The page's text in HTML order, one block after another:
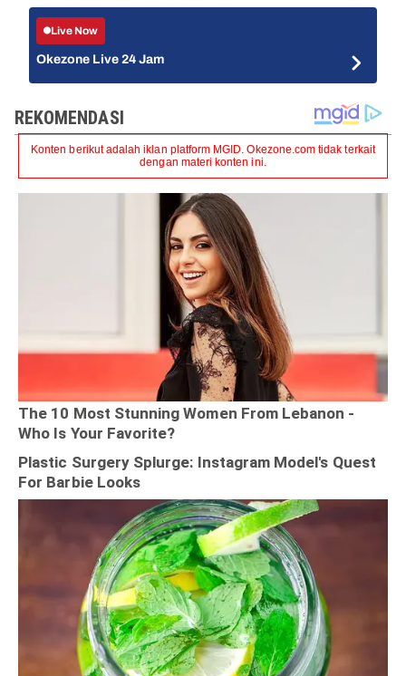
Live Now
Okezone Live 24 Jam